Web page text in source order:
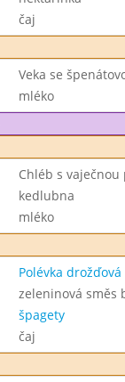
čaj
Veka se
mléko
Chléb s vaječnou
kedlubna
mléko
Polévka drožďová
zeleninová směs
špagety
čaj